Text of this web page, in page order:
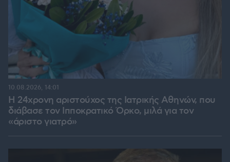
Η 24χρονη αριστούχος της Ιατρικής Αθηνών, που
διάβασε τον Ιπποκρατικό Όρκο, μιλά για τον
«άριστο γιατρό»
10.08.2026, 14:01